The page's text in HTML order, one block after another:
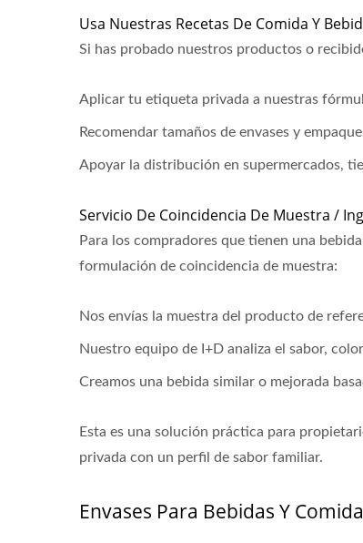
Usa Nuestras Recetas De Comida Y
Si has probado nuestros productos o
Aplicar tu etiqueta privada a nuestras
Recomendar tamaños de envases y
Apoyar la distribución en supermercados,
Servicio De Coincidencia De Muestra /
Para los compradores que tienen una
formulación de coincidencia de muestra:
Nos envías la muestra del producto de
Nuestro equipo de I+D analiza el sabor,
Creamos una bebida similar o mejorada
Esta es una solución práctica para
privada con un perfil de sabor familiar.
Envases Para Bebidas Y